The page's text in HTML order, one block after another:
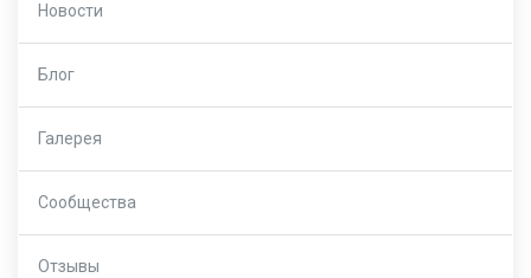
Новости
Блог
Галерея
Сообщества
Отзывы